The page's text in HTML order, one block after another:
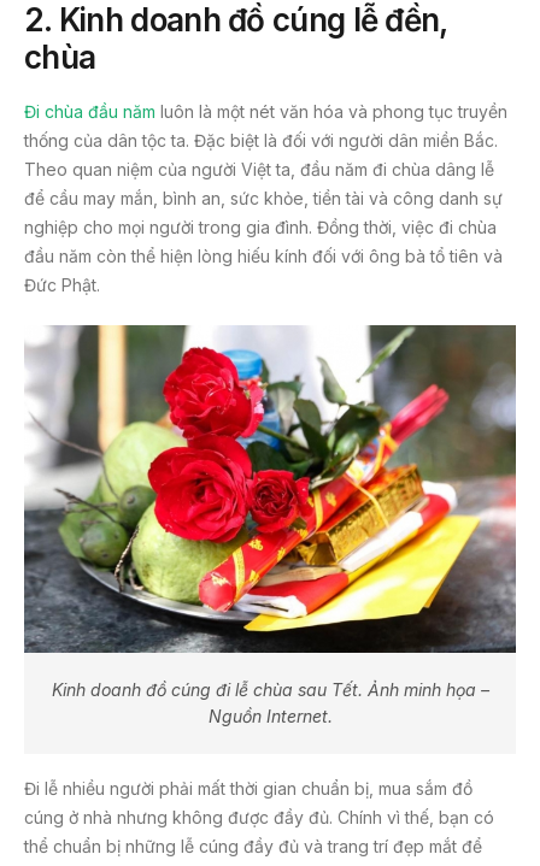
2. Kinh doanh đồ cúng lễ đền,
chùa
Đi chùa đầu năm luôn là một nét văn hóa và phong tục truyền
thống của dân tộc ta. Đặc biệt là đối với người dân miền Bắc.
Theo quan niệm của người Việt ta, đầu năm đi chùa dâng lễ
để cầu may mắn, bình an, sức khỏe, tiền tài và công danh sự
nghiệp cho mọi người trong gia đình. Đồng thời, việc đi chùa
đầu năm còn thể hiện lòng hiếu kính đối với ông bà tổ tiên và
Đức Phật.
Kinh doanh đồ cúng đi lễ chùa sau Tết. Ảnh minh họa –
Nguồn Internet.
Đi lễ nhiều người phải mất thời gian chuẩn bị, mua sắm đồ
cúng ở nhà nhưng không được đầy đủ. Chính vì thế, bạn có
thể chuẩn bị những lễ cúng đầy đủ và trang trí đẹp mắt để